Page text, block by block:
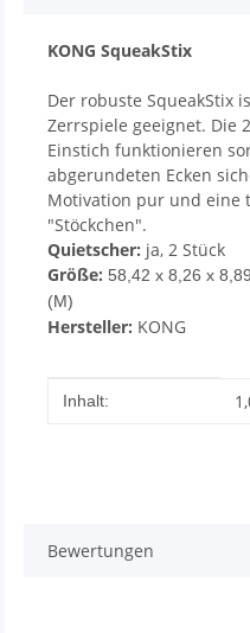
KONG SqueakStix
Der robuste SqueakStix
Zerrspiele geeignet. Die
Einstich funktionieren
abgerundeten Ecken
Motivation pur und eine
"Stöckchen".
Quietscher: ja, 2 Stück
Größe:58,42 x 8,26 x
(M)
Hersteller: KONG
Produkteigenschaft
Wert
Inhalt:
Bewertungen